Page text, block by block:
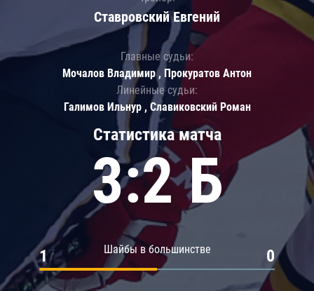
Статистика матча
3:2 Б
Шайбы в большинстве
1 0
Ставровский Евгений
Главные судьи:
Мочалов Владимир , Прокуратов Антон
Линейные судьи:
Галимов Ильнур , Славиковский Роман